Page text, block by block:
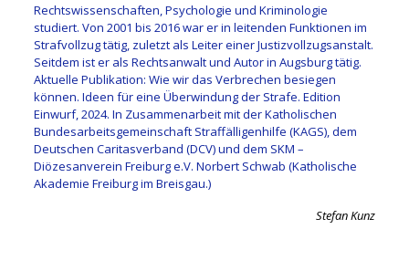
Rechtswissenschaften, Psychologie und Kriminologie
studiert. Von 2001 bis 2016 war er in leitenden Funktionen im
Strafvollzug tätig, zuletzt als Leiter einer Justizvollzugsanstalt.
Seitdem ist er als Rechtsanwalt und Autor in Augsburg tätig.
Aktuelle Publikation: Wie wir das Verbrechen besiegen
können. Ideen für eine Überwindung der Strafe. Edition
Einwurf, 2024. In Zusammenarbeit mit der Katholischen
Bundesarbeitsgemeinschaft Straffälligenhilfe (KAGS), dem
Deutschen Caritasverband (DCV) und dem SKM –
Diözesanverein Freiburg e.V. Norbert Schwab (Katholische
Akademie Freiburg im Breisgau.)
Stefan Kunz